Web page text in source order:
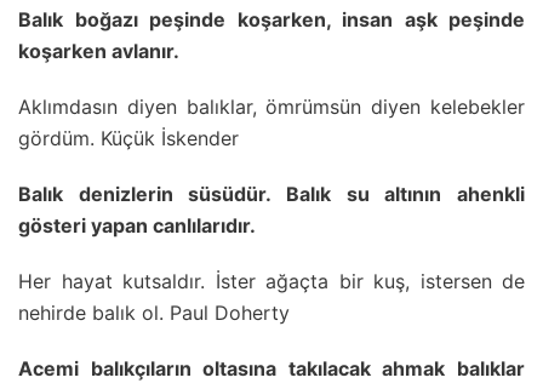
Balık boğazı peşinde koşarken, insan aşk peşinde
koşarken avlanır.
Aklımdasın diyen balıklar, ömrümsün diyen kelebekler
gördüm. Küçük İskender
Balık denizlerin süsüdür. Balık su altının ahenkli
gösteri yapan canlılarıdır.
Her hayat kutsaldır. İster ağaçta bir kuş, istersen de
nehirde balık ol. Paul Doherty
Acemi balıkçıların oltasına takılacak ahmak balıklar